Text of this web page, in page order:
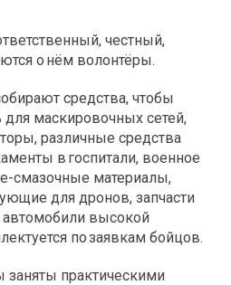
честный,
о нём волонтёры.
средства, чтобы
для маскировочных сетей,
различные средства
в госпитали, военное
смазочные материалы,
для дронов, запчасти
автомобили высокой
по заявкам бойцов.
практическими